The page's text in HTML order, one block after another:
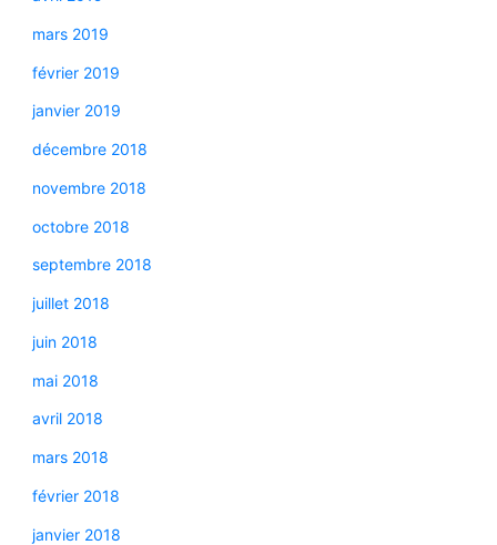
mars 2019
février 2019
janvier 2019
décembre 2018
novembre 2018
octobre 2018
septembre 2018
juillet 2018
juin 2018
mai 2018
avril 2018
mars 2018
février 2018
janvier 2018